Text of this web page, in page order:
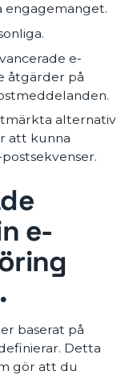
engagemanget.
e-
åtgärder på
alternativ
att kunna
e-
baserat på
Detta
gör att du